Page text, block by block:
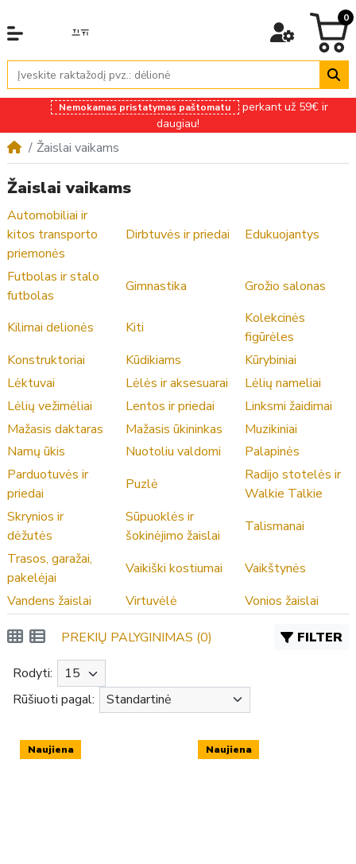
0
Nemokamas pristatymas paštomatu
perkant už 59€ ir
daugiau!
Žaislai vaikams
Žaislai vaikams
Automobiliai ir
kitos transporto
priemonės
Dirbtuvės ir priedai Edukuojantys
Futbolas ir stalo
futbolas
Gimnastika Grožio salonas
Kilimai delionės Kiti
Kolekcinės
figūrėles
Konstruktoriai
Kūdikiams
Kūrybiniai
Lėktuvai
Lėlės ir aksesuarai
Lėlių nameliai
Lėlių vežimėliai
Lentos ir priedai
Linksmi žaidimai
Mažasis daktaras
Mažasis ūkininkas
Muzikiniai
Namų ūkis
Nuotoliu valdomi
Palapinės
Parduotuvės ir
priedai
Puzlė
Radijo stotelės ir
Walkie Talkie
Skrynios ir
dėžutės
Sūpuoklės ir
šokinėjimo žaislai
Talismanai
Trasos, garažai,
pakelėjai
Vaikiški kostiumai
Vaikštynės
Vandens žaislai
Virtuvėlė Vonios žaislai
FILTER
PREKIŲ PALYGINIMAS (0)
Rodyti:
Rūšiuoti pagal:
Naujiena Naujiena